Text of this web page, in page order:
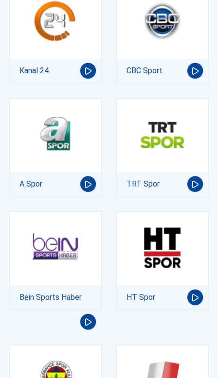
Kanal 24 CBC Sport
A Spor TRT Spor
Bein Sports Haber HT Spor